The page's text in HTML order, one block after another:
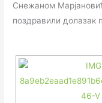
Снежаном
поздравили долазак